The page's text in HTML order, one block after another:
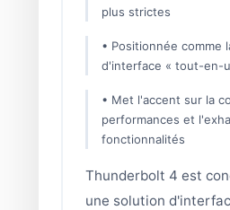
plus strictes
• Positionnée comme
d'interface « tout-en-
• Met l'accent sur la
performances et
fonctionnalités
Thunderbolt 4 est
une solution